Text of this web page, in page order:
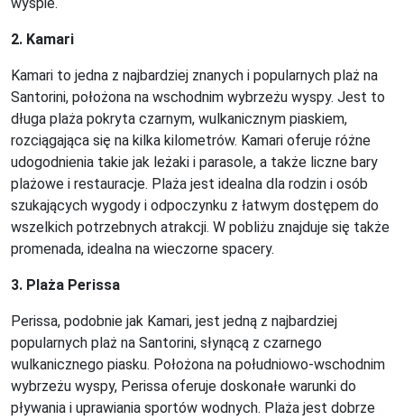
2. Kamari
Kamari to jedna z najbardziej znanych i popularnych plaż na
Santorini, położona na wschodnim wybrzeżu wyspy. Jest to
długa plaża pokryta czarnym, wulkanicznym piaskiem,
rozciągająca się na kilka kilometrów. Kamari oferuje różne
udogodnienia takie jak leżaki i parasole, a także liczne bary
plażowe i restauracje. Plaża jest idealna dla rodzin i osób
szukających wygody i odpoczynku z łatwym dostępem do
wszelkich potrzebnych atrakcji. W pobliżu znajduje się także
promenada, idealna na wieczorne spacery.
3. Plaża Perissa
Perissa, podobnie jak Kamari, jest jedną z najbardziej
popularnych plaż na Santorini, słynącą z czarnego
wulkanicznego piasku. Położona na południowo-wschodnim
wybrzeżu wyspy, Perissa oferuje doskonałe warunki do
pływania i uprawiania sportów wodnych. Plaża jest dobrze